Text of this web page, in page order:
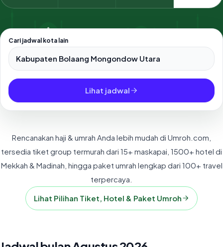
Cari jadwal kota lain
Pilih salah satu dari 500+ kota dan kabupaten di Indonesia.
Lihat jadwal
Rencanakan haji & umrah Anda lebih mudah di Umroh.com,
tersedia tiket group termurah dari 15+ maskapai, 1500+ hotel di
Mekkah & Madinah, hingga paket umrah lengkap dari 100+ travel
terpercaya.
Lihat Pilihan Tiket, Hotel & Paket Umroh